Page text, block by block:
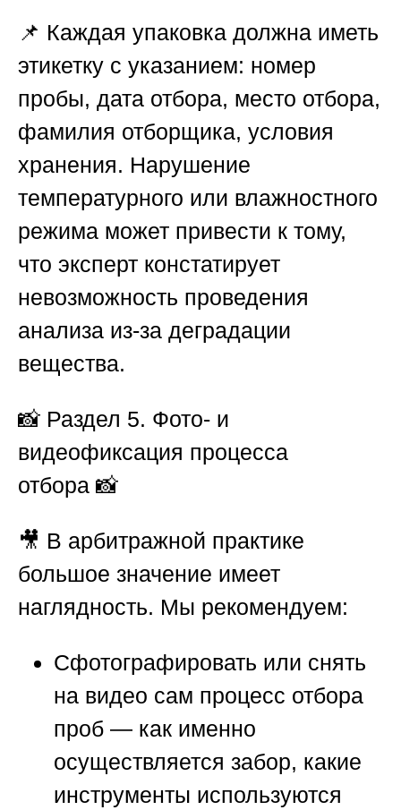
📌 Каждая упаковка должна иметь
этикетку с указанием: номер
пробы, дата отбора, место отбора,
фамилия отборщика, условия
хранения. Нарушение
температурного или влажностного
режима может привести к тому,
что эксперт констатирует
невозможность проведения
анализа из-за деградации
вещества.
📸 Раздел 5. Фото- и
видеофиксация процесса
отбора 📸
🎥 В арбитражной практике
большое значение имеет
наглядность. Мы рекомендуем:
Сфотографировать или снять
на видео сам процесс отбора
проб — как именно
осуществляется забор, какие
инструменты используются